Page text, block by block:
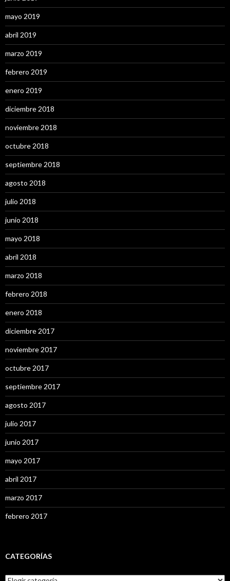
mayo 2019
abril 2019
marzo 2019
febrero 2019
enero 2019
diciembre 2018
noviembre 2018
octubre 2018
septiembre 2018
agosto 2018
julio 2018
junio 2018
mayo 2018
abril 2018
marzo 2018
febrero 2018
enero 2018
diciembre 2017
noviembre 2017
octubre 2017
septiembre 2017
agosto 2017
julio 2017
junio 2017
mayo 2017
abril 2017
marzo 2017
febrero 2017
CATEGORÍAS
C